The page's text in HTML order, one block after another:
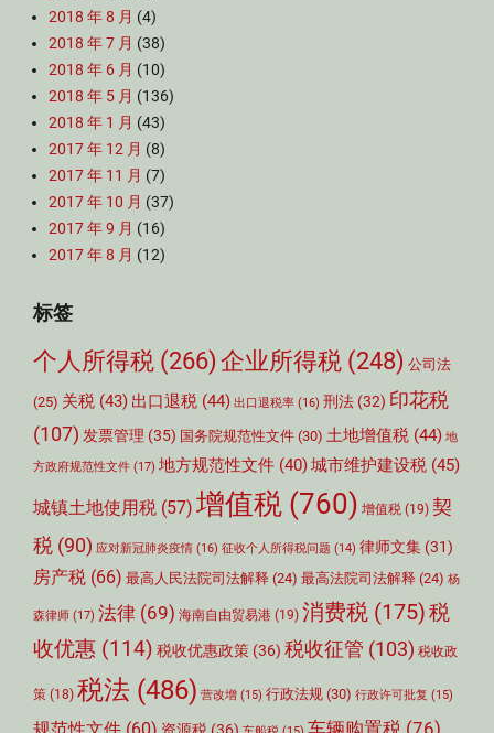
2018 年 8 月 (4)
2018 年 7 月 (38)
2018 年 6 月 (10)
2018 年 5 月 (136)
2018 年 1 月 (43)
2017 年 12 月 (8)
2017 年 11 月 (7)
2017 年 10 月 (37)
2017 年 9 月 (16)
2017 年 8 月 (12)
标签
个人所得税 (266) 企业所得税 (248) 公司法
(25) 关税 (43) 出口退税 (44) 出口退税率 (16) 刑法 (32) 印花税
(107) 发票管理 (35) 国务院规范性文件 (30) 土地增值税 (44) 地
方政府规范性文件 (17) 地方规范性文件 (40)城市维护建设税 (45)
城镇土地使用税 (57) 增值税 (760) 增值税 (19) 契
税 (90) 应对新冠肺炎疫情 (16) 征收个人所得税问题 (14) 律师文集 (31)
房产税 (66) 最高人民法院司法解释 (24) 最高法院司法解释 (24) 杨
森律师 (17) 法律 (69) 海南自由贸易港 (19) 消费税 (175)税
收优惠 (114) 税收优惠政策 (36) 税收征管 (103) 税收政
策 (18) 税法 (486) 营改增 (15) 行政法规 (30) 行政许可批复 (15)
车辆购置税 (76)